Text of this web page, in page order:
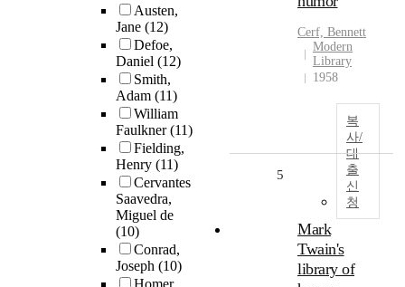
Austen,
Jane (12)
Defoe,
Daniel (12)
Smith,
Adam (11)
William
Faulkner(11)
Fielding,
Henry (11)
Cervantes
Saavedra,
Miguel de
(10)
Conrad,
Joseph (10)
Cerf, Bennett
Modern
Library
1958
복
사/
대
출
신
청
5
Mark
Twain's
library of